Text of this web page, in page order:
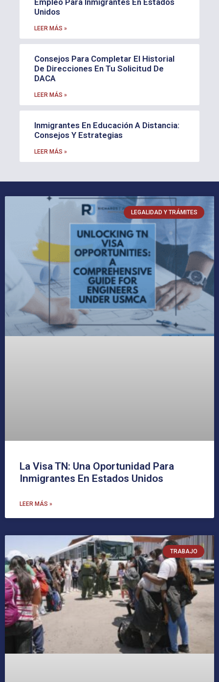
Unidos
LEER MÁS »
Consejos Para Completar El Historial
De Direcciones En Tu Solicitud De
DACA
LEER MÁS »
Inmigrantes En Educación A Distancia:
Consejos Y Estrategias
LEER MÁS »
LEGALIDAD Y TRÁMITES
La Visa TN: Una Oportunidad Para
Inmigrantes En Estados Unidos
LEER MÁS »
TRABAJO